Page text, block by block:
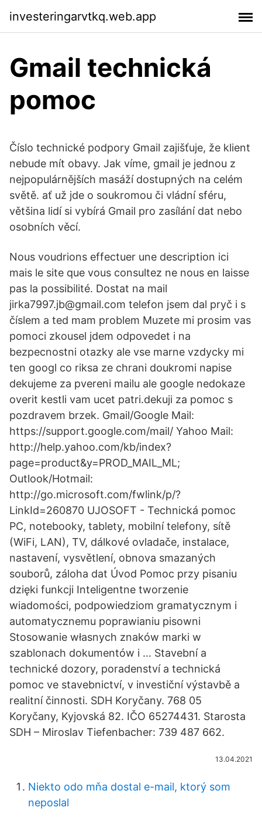
investeringarvtkq.web.app
Gmail technická
pomoc
Číslo technické podpory Gmail zajišťuje, že klient
nebude mít obavy. Jak víme, gmail je jednou z
nejpopulárnějších masáží dostupných na celém
světě. ať už jde o soukromou či vládní sféru,
většina lidí si vybírá Gmail pro zasílání dat nebo
osobních věcí.
Nous voudrions effectuer une description ici
mais le site que vous consultez ne nous en laisse
pas la possibilité. Dostat na mail
jirka7997.jb@gmail.com telefon jsem dal pryč i s
číslem a ted mam problem Muzete mi prosim vas
pomoci zkousel jdem odpovedet i na
bezpecnostni otazky ale vse marne vzdycky mi
ten googl co riksa ze chrani doukromi napise
dekujeme za pvereni mailu ale google nedokaze
overit kestli vam ucet patri.dekuji za pomoc s
pozdravem brzek. Gmail/Google Mail:
https://support.google.com/mail/ Yahoo Mail:
http://help.yahoo.com/kb/index?
page=product&y=PROD_MAIL_ML;
Outlook/Hotmail:
http://go.microsoft.com/fwlink/p/?
LinkId=260870 UJOSOFT - Technická pomoc
PC, notebooky, tablety, mobilní telefony, sítě
(WiFi, LAN), TV, dálkové ovladače, instalace,
nastavení, vysvětlení, obnova smazaných
souborů, záloha dat Úvod Pomoc przy pisaniu
dzięki funkcji Inteligentne tworzenie
wiadomości, podpowiedziom gramatycznym i
automatycznemu poprawianiu pisowni
Stosowanie własnych znaków marki w
szablonach dokumentów i … Stavební a
technické dozory, poradenství a technická
pomoc ve stavebnictví, v investiční výstavbě a
realitní činnosti. SDH Koryčany. 768 05
Koryčany, Kyjovská 82. IČO 65274431. Starosta
SDH – Miroslav Tiefenbacher: 739 487 662.
13.04.2021
Niekto odo mňa dostal e-mail, ktorý som
neposlal